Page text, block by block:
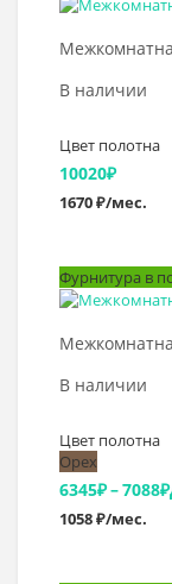
В наличии
Цвет полотна
10020₽
1670 ₽/мес.
Фурнитура в
В наличии
Цвет полотна
Орех
6345₽–7088₽
1058 ₽/мес.